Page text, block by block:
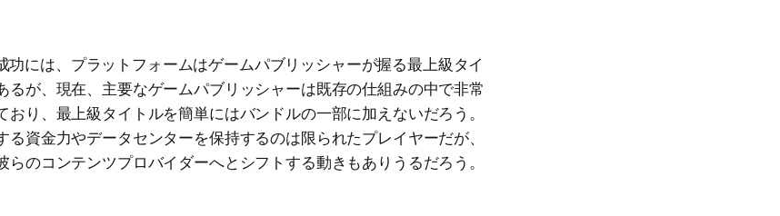
功には、プラットフォームはゲームパブリッシャーが握る最上級タイ
るが、現在、主要なゲームパブリッシャーは既存の仕組みの中で非常
おり、最上級タイトルを簡単にはバンドルの一部に加えないだろう。
る資金力やデータセンターを保持するのは限られたプレイヤーだが、
らのコンテンツプロバイダーへとシフトする動きもありうるだろう。